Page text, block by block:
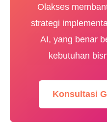
Olakses
strategi
AI, yang benar
kebutuhan
Konsultasi